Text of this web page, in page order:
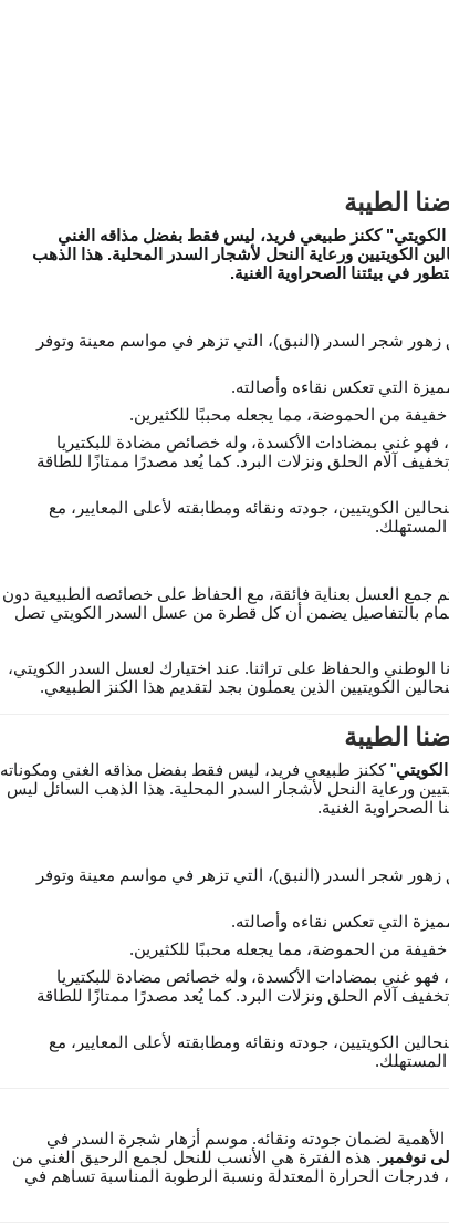
الطيبة
ككنز طبيعي فريد، ليس فقط بفضل مذاقه الغني
الكويتيين ورعاية النحل لأشجار السدر المحلية. هذا الذهب
في بيئتنا الصحراوية الغنية.
شجر السدر (النبق)، التي تزهر في مواسم معينة وتوفر
التي تعكس نقاءه وأصالته.
من الحموضة، مما يجعله محببًا للكثيرين.
غني بمضادات الأكسدة، وله خصائص مضادة للبكتيريا
آلام الحلق ونزلات البرد. كما يُعد مصدرًا ممتازًا للطاقة
الكويتيين، جودته ونقائه ومطابقته لأعلى المعايير، مع
المستهلك.
جمع العسل بعناية فائقة، مع الحفاظ على خصائصه الطبيعية دون
بالتفاصيل يضمن أن كل قطرة من عسل السدر الكويتي تصل
الوطني والحفاظ على تراثنا. عند اختيارك لعسل السدر الكويتي،
الكويتيين الذين يعملون بجد لتقديم هذا الكنز الطبيعي.
الطيبة
" ككنز طبيعي فريد، ليس فقط بفضل مذاقه الغني ومكوناته
ورعاية النحل لأشجار السدر المحلية. هذا الذهب السائل ليس
الغنية.
شجر السدر (النبق)، التي تزهر في مواسم معينة وتوفر
التي تعكس نقاءه وأصالته.
من الحموضة، مما يجعله محببًا للكثيرين.
غني بمضادات الأكسدة، وله خصائص مضادة للبكتيريا
آلام الحلق ونزلات البرد. كما يُعد مصدرًا ممتازًا للطاقة
الكويتيين، جودته ونقائه ومطابقته لأعلى المعايير، مع
المستهلك.
لضمان جودته ونقائه. موسم أزهار شجرة السدر في
نوفمبر . هذه الفترة هي الأنسب للنحل لجمع الرحيق الغني من
الحرارة المعتدلة ونسبة الرطوبة المناسبة تساهم في